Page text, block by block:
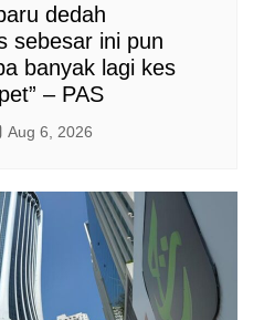
dedah
sebesar ini pun
banyak lagi kes
– PAS
Aug 6, 2026